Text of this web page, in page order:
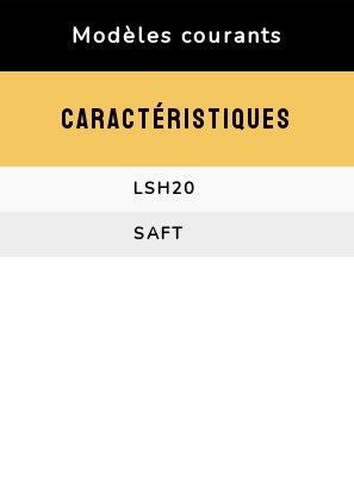
Modèles courants
CARACTÉRISTIQUES
LSH20
SAFT